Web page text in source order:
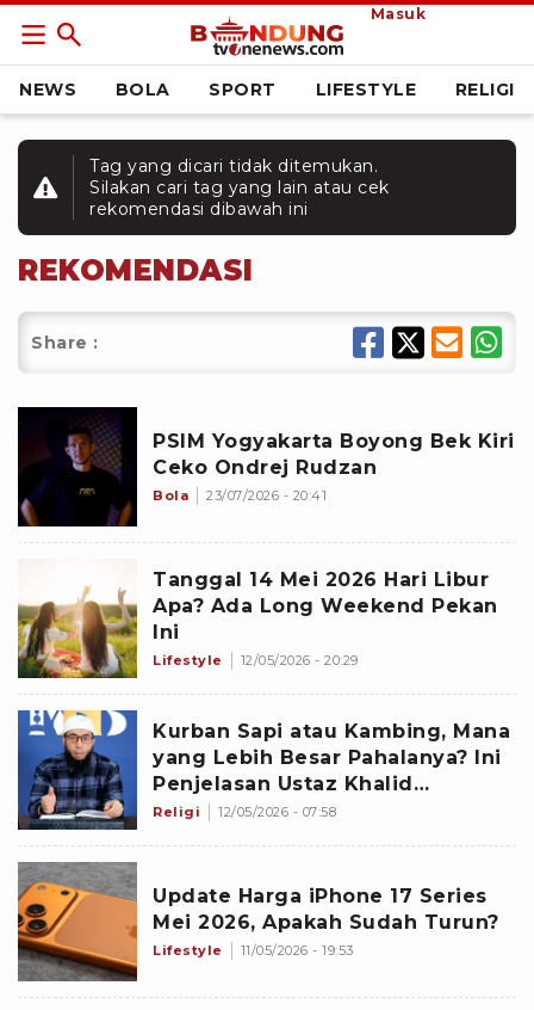
Masuk
NEWS BOLA SPORT LIFESTYLE RELIGI
Tag yang dicari tidak ditemukan.
Silakan cari tag yang lain atau cek
rekomendasi dibawah ini
REKOMENDASI
Share :
PSIM Yogyakarta Boyong Bek Kiri
Ceko Ondrej Rudzan
Bola 23/07/2026 - 20:41
Tanggal 14 Mei 2026 Hari Libur
Apa? Ada Long Weekend Pekan
Ini
Lifestyle 12/05/2026 - 20:29
Kurban Sapi atau Kambing, Mana
yang Lebih Besar Pahalanya? Ini
Penjelasan Ustaz Khalid
Basalamah
Religi 12/05/2026 - 07:58
Update Harga iPhone 17 Series
Mei 2026, Apakah Sudah Turun?
Lifestyle 11/05/2026 - 19:53